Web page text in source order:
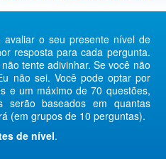
o seu presente nível de
resposta para cada pergunta.
tente adivinhar. Se você não
não sei. Você pode optar por
e um máximo de 70 questões,
serão baseados em quantas
(em grupos de 10 perguntas).
de nível.